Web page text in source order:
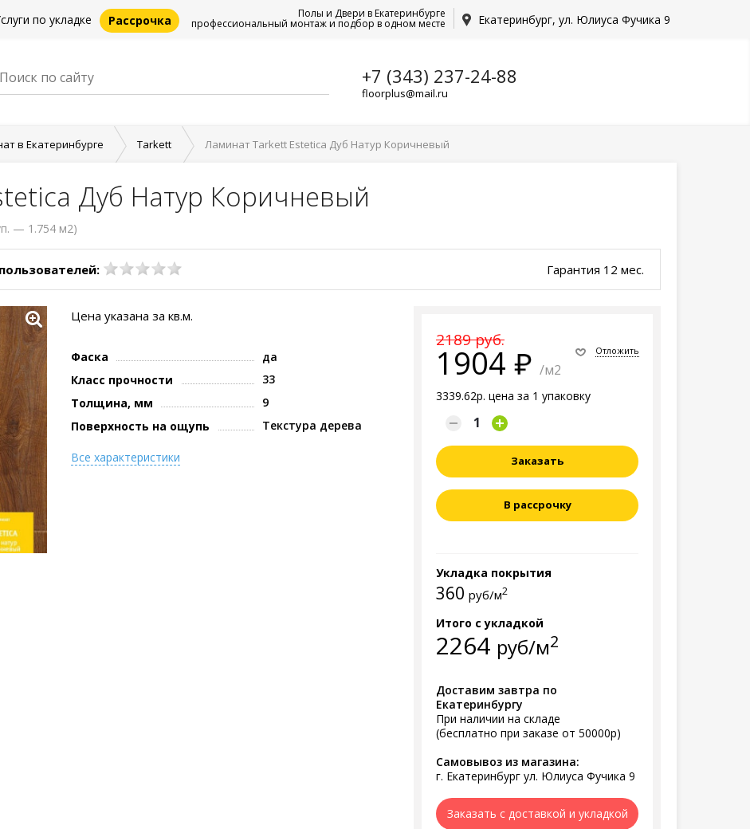
по укладке Рассрочка Екатеринбург, ул. Юлиуса Фучика 9
Полы и Двери в Екатеринбурге
профессиональный монтаж и подбор в одном месте
+7 (343) 237-24-88
floorplus@mail.ru
в Екатеринбурге Tarkett Ламинат Tarkett Estetica Дуб Натур Коричневый
Дуб Натур Коричневый
— 1.754 м2)
Гарантия 12 мес.
2189 руб.
1904 /м2
3339.62р. цена за 1 упаковку
Отложить
Заказать
В рассрочку
Укладка покрытия
360 руб/м2
Итого с укладкой
2264 руб/м2
Доставим завтра по
Екатеринбургу
При наличии на складе
(бесплатно при заказе от 50000р)
Самовывоз из магазина:
г. Екатеринбург ул. Юлиуса Фучика 9
Заказать с доставкой и укладкой
Цена указана за кв.м.
Фаска
да
Класс прочности
33
Толщина, мм
9
Поверхность на ощупь
Текстура дерева
Все характеристики